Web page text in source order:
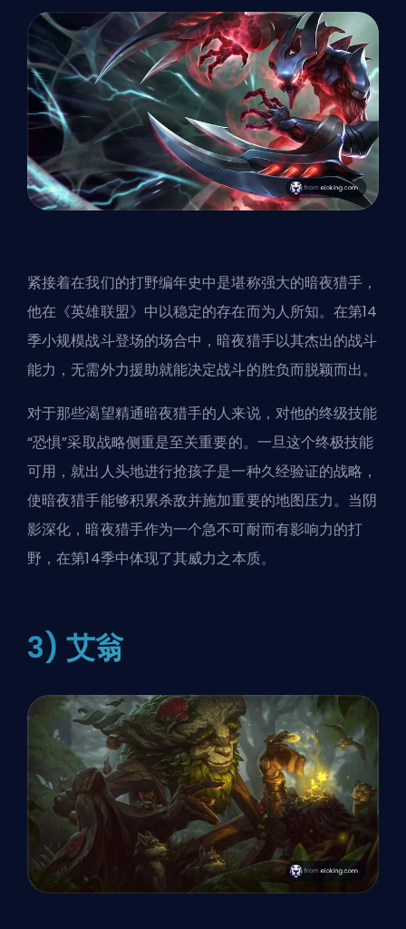
紧接着在我们的打野编年史中是堪称强大的暗夜猎手，
他在《英雄联盟》中以稳定的存在而为人所知。在第14
季小规模战斗登场的场合中，暗夜猎手以其杰出的战斗
能力，无需外力援助就能决定战斗的胜负而脱颖而出。
对于那些渴望精通暗夜猎手的人来说，对他的终级技能
“恐惧”采取战略侧重是至关重要的。一旦这个终极技能
可用，就出人头地进行抢孩子是一种久经验证的战略，
使暗夜猎手能够积累杀敌并施加重要的地图压力。当阴
影深化，暗夜猎手作为一个急不可耐而有影响力的打
野，在第14季中体现了其威力之本质。
3) 艾翁